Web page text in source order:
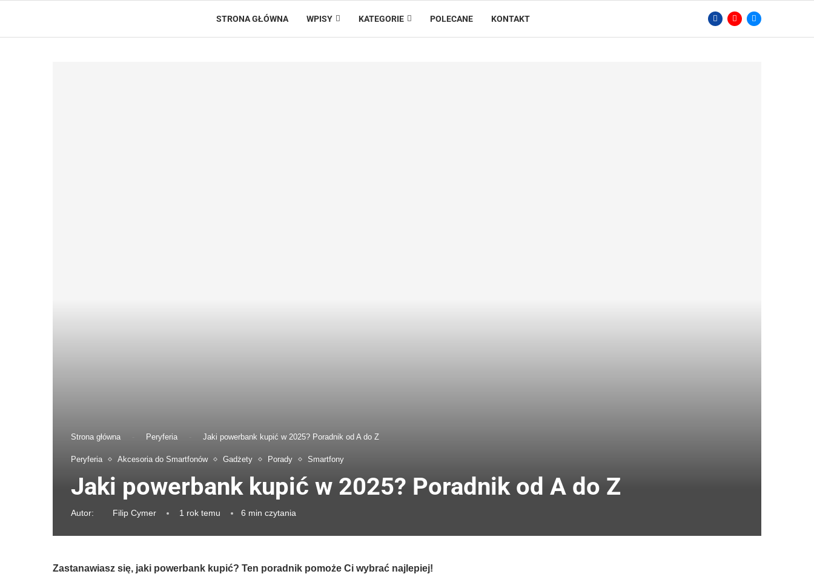
STRONA GŁÓWNA WPISY KATEGORIE POLECANE KONTAKT
Strona główna Peryferia Jaki powerbank kupić w 2025? Poradnik od A do Z
Peryferia Akcesoria do Smartfonów Gadżety Porady Smartfony
Jaki powerbank kupić w 2025? Poradnik od A do Z
Autor: Filip Cymer 1 rok temu 6 min czytania
Zastanawiasz się, jaki powerbank kupić? Ten poradnik pomoże Ci wybrać najlepiej!